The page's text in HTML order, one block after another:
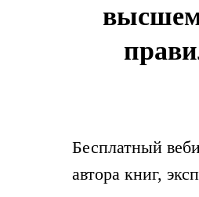
высшем
Бесплатный
автора книг,